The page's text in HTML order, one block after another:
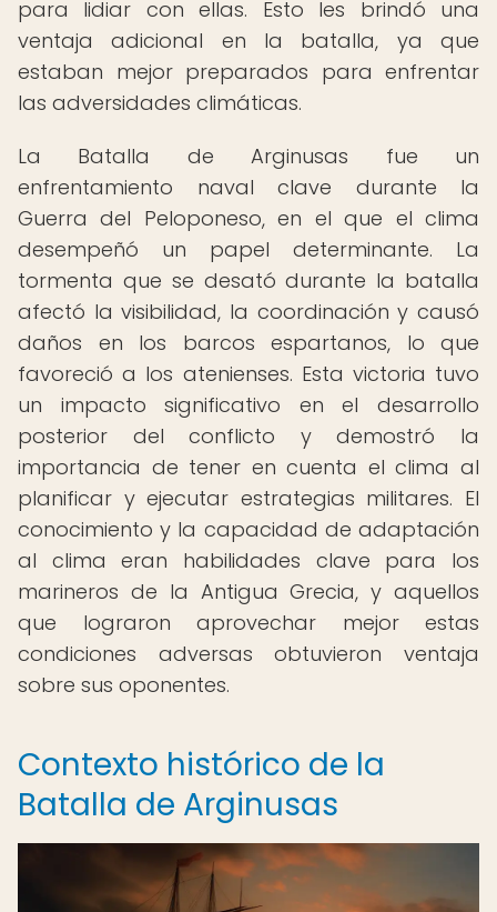
para lidiar con ellas. Esto les brindó una
ventaja adicional en la batalla, ya que
estaban mejor preparados para enfrentar
las adversidades climáticas.
La Batalla de Arginusas fue un
enfrentamiento naval clave durante la
Guerra del Peloponeso, en el que el clima
desempeñó un papel determinante. La
tormenta que se desató durante la batalla
afectó la visibilidad, la coordinación y causó
daños en los barcos espartanos, lo que
favoreció a los atenienses. Esta victoria tuvo
un impacto significativo en el desarrollo
posterior del conflicto y demostró la
importancia de tener en cuenta el clima al
planificar y ejecutar estrategias militares. El
conocimiento y la capacidad de adaptación
al clima eran habilidades clave para los
marineros de la Antigua Grecia, y aquellos
que lograron aprovechar mejor estas
condiciones adversas obtuvieron ventaja
sobre sus oponentes.
Contexto histórico de la
Batalla de Arginusas